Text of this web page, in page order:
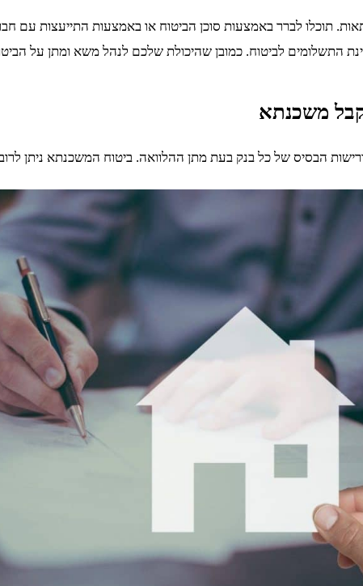
תוכלו לברר באמצעות סוכן הביטוח או באמצעות התייעצות עם
התשלומים לביטוח. כמובן שהיכולת שלכם לנהל משא ומתן על
משכנתא
הבסיס של כל בנק בעת מתן ההלוואה. ביטוח המשכנתא ניתן